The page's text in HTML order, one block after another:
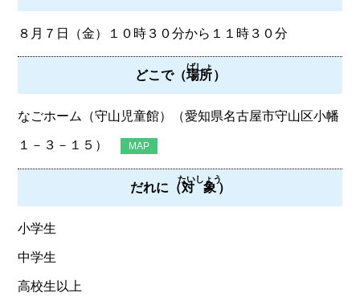
８月７日（金）１０時３０分から１１時３０分
どこで（場所
ばしょ
）
なごホーム（守山児童館）（愛知県名古屋市守山区小幡
１－３－１５） MAP
だれに（対象
たいしょう
）
小学生
中学生
高校生以上